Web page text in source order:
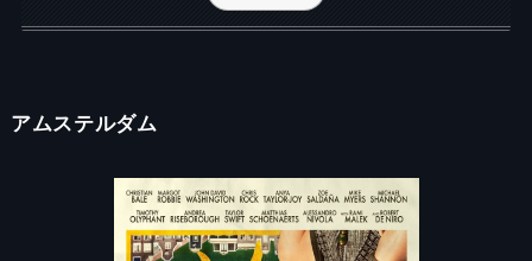
アムステルダム